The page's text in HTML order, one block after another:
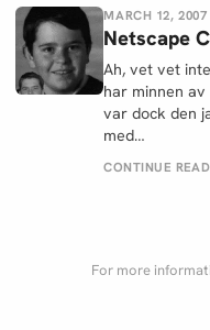
MARCH 12, 2007
Netscape
Ah, vet vet
har minnen av
var dock den
med…
CONTINUE
For more